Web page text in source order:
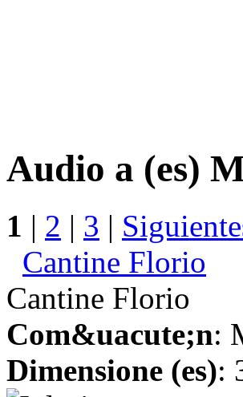
Audio a (es)
1 | 2 | 3 |
Cantine Florio
Cantine Florio
Com&uacute;n:
Dimensione (es):